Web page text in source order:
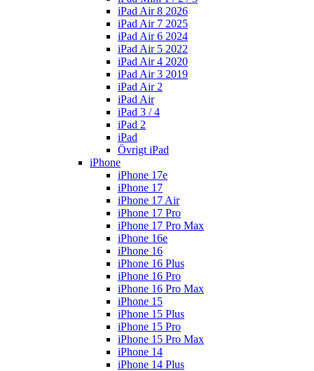
iPad Air 8 2026
iPad Air 7 2025
iPad Air 6 2024
iPad Air 5 2022
iPad Air 4 2020
iPad Air 3 2019
iPad Air 2
iPad Air
iPad 3 / 4
iPad 2
iPad
Övrigt iPad
iPhone
iPhone 17e
iPhone 17
iPhone 17 Air
iPhone 17 Pro
iPhone 17 Pro Max
iPhone 16e
iPhone 16
iPhone 16 Plus
iPhone 16 Pro
iPhone 16 Pro Max
iPhone 15
iPhone 15 Plus
iPhone 15 Pro
iPhone 15 Pro Max
iPhone 14
iPhone 14 Plus